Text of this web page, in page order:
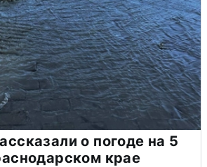
о погоде на 5
крае